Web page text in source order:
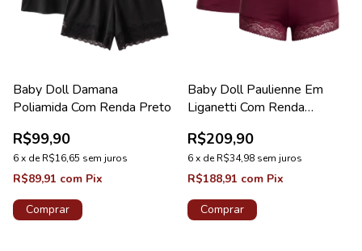
Baby Doll Damana
Poliamida Com Renda Preto
R$99,90
6x deR$16,65 sem juros
R$89,91 com Pix
Comprar
Baby Doll Paulienne Em
Liganetti Com Renda
R$209,90
6x deR$34,98 sem juros
R$188,91 com Pix
Comprar